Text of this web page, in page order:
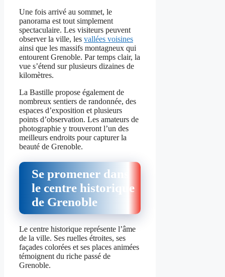
Une fois arrivé au sommet, le
panorama est tout simplement
spectaculaire. Les visiteurs peuvent
observer la ville, les vallées voisines
ainsi que les massifs montagneux qui
entourent Grenoble. Par temps clair, la
vue s’étend sur plusieurs dizaines de
kilomètres.
La Bastille propose également de
nombreux sentiers de randonnée, des
espaces d’exposition et plusieurs
points d’observation. Les amateurs de
photographie y trouveront l’un des
meilleurs endroits pour capturer la
beauté de Grenoble.
Se promener dans
le centre historique
de Grenoble
Le centre historique représente l’âme
de la ville. Ses ruelles étroites, ses
façades colorées et ses places animées
témoignent du riche passé de
Grenoble.